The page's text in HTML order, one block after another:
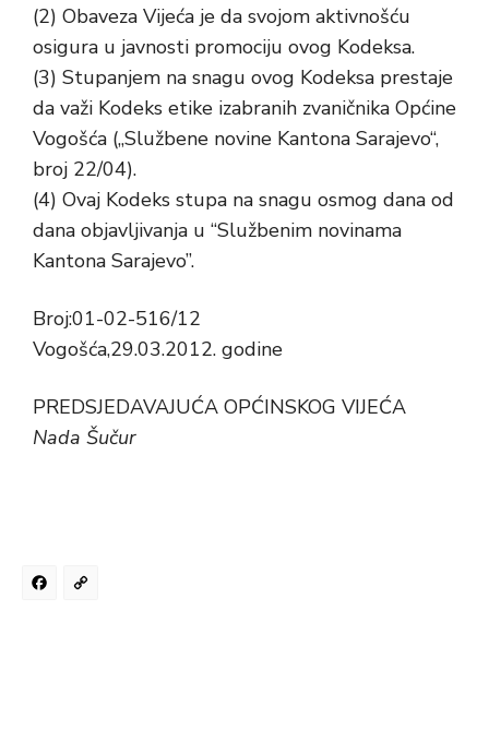
(2) Obaveza Vijeća je da svojom aktivnošću
osigura u javnosti promociju ovog Kodeksa.
(3) Stupanjem na snagu ovog Kodeksa prestaje
da važi Kodeks etike izabranih zvaničnika Općine
Vogošća („Službene novine Kantona Sarajevo“,
broj 22/04).
(4) Ovaj Kodeks stupa na snagu osmog dana od
dana objavljivanja u “Službenim novinama
Kantona Sarajevo”.
Broj:01-02-516/12
Vogošća,29.03.2012. godine
PREDSJEDAVAJUĆA OPĆINSKOG VIJEĆA
Nada Šučur
Facebook